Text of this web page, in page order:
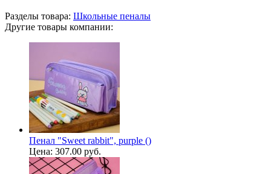
Разделы товара: Школьные пеналы
Другие товары компании:
Пенал "Sweet rabbit", purple ()
Цена: 307.00 руб.